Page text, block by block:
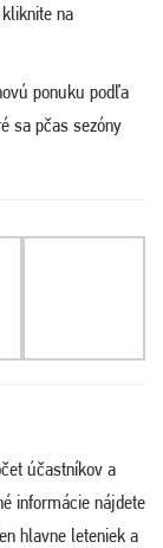
na
ponuku podľa
sa pčas sezóny
účastníkov a
informácie nájdete
hlavne leteniek a